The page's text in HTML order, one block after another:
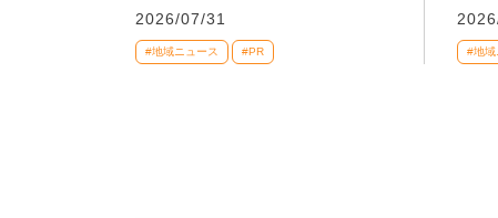
2026/07/31
#地域ニュース #PR #地域